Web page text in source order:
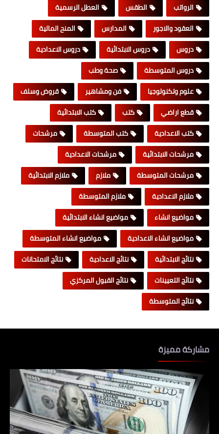
الرواتب
الطقس
العطل الرسمية
العقود والاجور
المدارس
المنح المالية
دروس
دروس الابتدائية
دروس الاعدادية
دروس المتوسطة
صحة وطب
علوم وتكنولوجيا
فن ومشاهير
قروض وسلف
قطع اراضي
كتب
كتب الابتدائية
كتب الاعدادية
كتب المتوسطة
مرشحات
مرشحات الابتدائية
مرشحات الاعدادية
مرشحات المتوسطة
ملازم
ملازم الابتدائية
ملازم الاعدادية
ملازم المتوسطة
مواضيع انشاء
مواضيع انشاء الابتدائية
مواضيع انشاء الاعدادية
مواضيع انشاء المتوسطة
نتائج الابتدائية
نتائج الاعدادية
نتائج الامتحانات
نتائج التعيينات
نتائج القبول المركزي
نتائج المتوسطة
مشاركة مميزة